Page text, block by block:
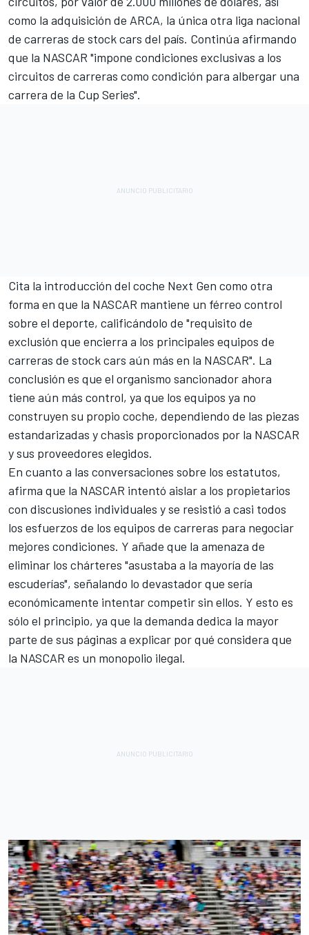
como la adquisición de ARCA, la única otra liga nacional
de carreras de stock cars del país. Continúa afirmando
que la NASCAR "impone condiciones exclusivas a los
circuitos de carreras como condición para albergar una
carrera de la Cup Series".
Cita la introducción del coche Next Gen como otra
forma en que la NASCAR mantiene un férreo control
sobre el deporte, calificándolo de "requisito de
exclusión que encierra a los principales equipos de
carreras de stock cars aún más en la NASCAR". La
conclusión es que el organismo sancionador ahora
tiene aún más control, ya que los equipos ya no
construyen su propio coche, dependiendo de las piezas
estandarizadas y chasis proporcionados por la NASCAR
y sus proveedores elegidos.
En cuanto a las conversaciones sobre los estatutos,
afirma que la NASCAR intentó aislar a los propietarios
con discusiones individuales y se resistió a casi todos
los esfuerzos de los equipos de carreras para negociar
mejores condiciones. Y añade que la amenaza de
eliminar los chárteres "asustaba a la mayoría de las
escuderías", señalando lo devastador que sería
económicamente intentar competir sin ellos. Y esto es
sólo el principio, ya que la demanda dedica la mayor
parte de sus páginas a explicar por qué considera que
la NASCAR es un monopolio ilegal.